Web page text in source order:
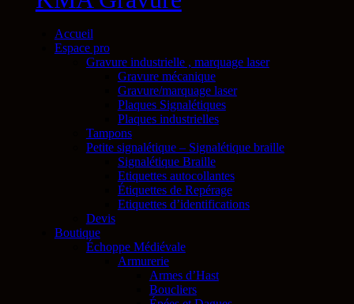
Accueil
Espace pro
Gravure industrielle , marquage laser
Gravure mécanique
Gravure/marquage laser
Plaques Signalétiques
Plaques industrielles
Tampons
Petite signalétique – Signalétique braille
Signalétique Braille
Etiquettes autocollantes
Étiquettes de Repérage
Etiquettes d’identifications
Devis
Boutique
Échoppe Médiévale
Armurerie
Armes d’Hast
Boucliers